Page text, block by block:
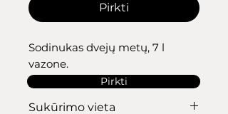
Pirkti
Sodinukas dvejų metų, 7 l
vazone.
Sukūrimo vieta
Pirkti